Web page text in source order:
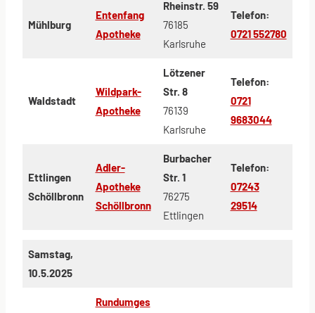
Mühlburg
Entenfang
Apotheke
Rheinstr. 59
76185
Karlsruhe
Telefon:
0721 552780
Waldstadt
Wildpark-
Apotheke
Lötzener
Str. 8
76139
Karlsruhe
Telefon:
0721
9683044
Ettlingen
Schöllbronn
Adler-
Apotheke
Schöllbronn
Burbacher
Str. 1
76275
Ettlingen
Telefon:
07243
29514
Samstag,
10.5.2025
Rundumges